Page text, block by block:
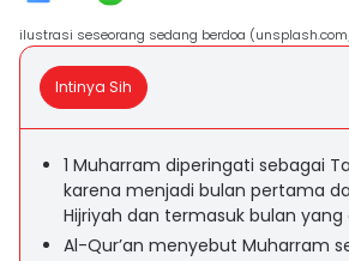
ilustrasi seseorang sedang berdoa
Intinya Sih
1 Muharram diperingati sebagai
karena menjadi bulan pertama
Hijriyah dan termasuk bulan yang
Al-Qur’an menyebut Muharram